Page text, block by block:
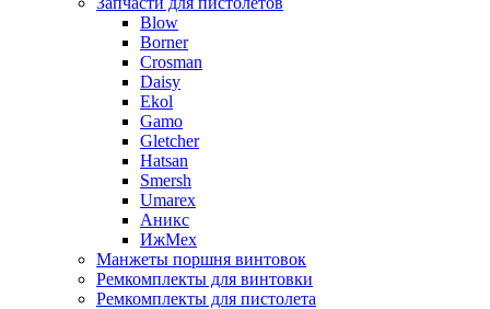
Blow
Borner
Crosman
Daisy
Ekol
Gamo
Gletcher
Hatsan
Smersh
Umarex
Аникс
ИжМех
Манжеты поршня винтовок
Ремкомплекты для винтовки
Ремкомплекты для пистолета